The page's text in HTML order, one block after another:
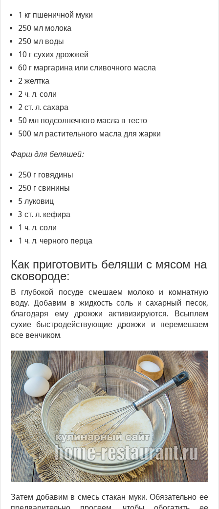
1 кг пшеничной муки
250 мл молока
250 мл воды
10 г сухих дрожжей
60 г маргарина или сливочного масла
2 желтка
2 ч. л. соли
2 ст. л. сахара
50 мл подсолнечного масла в тесто
500 мл растительного масла для жарки
Фарш для беляшей:
250 г говядины
250 г свинины
5 луковиц
3 ст. л. кефира
1 ч. л. соли
1 ч. л. черного перца
Как приготовить беляши с мясом на
сковороде:
В глубокой посуде смешаем молоко и комнатную
воду. Добавим в жидкость соль и сахарный песок,
благодаря ему дрожжи активизируются. Всыплем
сухие быстродействующие дрожжи и перемешаем
все венчиком.
Затем добавим в смесь стакан муки. Обязательно ее